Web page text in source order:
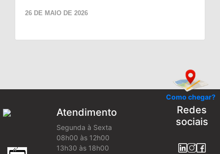
26 DE MAIO DE 2026
Como chegar?
Atendimento
Segunda à Sexta
08h00 às 12h00
13h30 às 18h00
Redes
sociais